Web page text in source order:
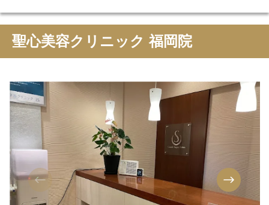
聖心美容クリニック 福岡院